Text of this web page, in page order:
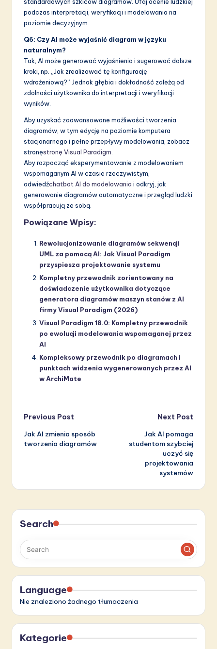
podczas interpretacji, weryfikacji i modelowania na
poziomie decyzyjnym.
Q6: Czy AI może wyjaśnić diagram w języku
naturalnym?
Tak, AI może generować wyjaśnienia i sugerować dalsze
kroki, np. „Jak zrealizować tę konfigurację
wdrożeniową?” Jednak głębia i dokładność zależą od
zdolności użytkownika do interpretacji i weryfikacji
wyników.
Aby uzyskać zaawansowane możliwości tworzenia
diagramów, w tym edycję na poziomie komputera
stacjonarnego i pełne przepływy modelowania, zobacz
stronęstronę Visual Paradigm
Aby rozpocząć eksperymentowanie z modelowaniem
wspomaganym AI w czasie rzeczywistym,
odwiedźchatbot AI do modelowania i odkryj, jak
generowanie diagramów automatyczne i przegląd ludzki
współpracują ze sobą.
Powiązane Wpisy:
Rewolucjonizowanie diagramów sekwencji
UML za pomocą AI: Jak Visual Paradigm
przyspiesza projektowanie systemu
Kompletny przewodnik zorientowany na
doświadczenie użytkownika dotyczące
generatora diagramów maszyn stanów z AI
firmy Visual Paradigm (2026)
Visual Paradigm 18.0: Kompletny przewodnik
po ewolucji modelowania wspomaganej przez
AI
Kompleksowy przewodnik po diagramach i
punktach widzenia wygenerowanych przez AI
w ArchiMate
Post
navigation
Previous Post
Jak AI zmienia sposób
tworzenia diagramów
Next Post
Jak AI pomaga
studentom szybciej
uczyć się
projektowania
systemów
Search
Language
Nie znaleziono żadnego tłumaczenia
Kategorie